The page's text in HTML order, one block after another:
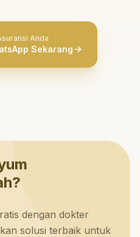
Anda
Sekarang
dengan dokter
solusi terbaik untuk